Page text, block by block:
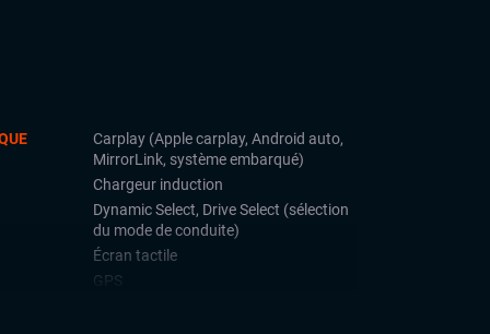
Carplay (Apple carplay, Android auto,
MirrorLink, système embarqué)
Chargeur induction
Dynamic Select, Drive Select (sélection
du mode de conduite)
Écran tactile
GPS